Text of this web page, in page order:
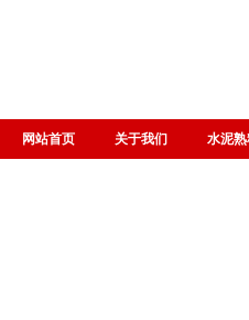
网站首页 关于我们 水泥